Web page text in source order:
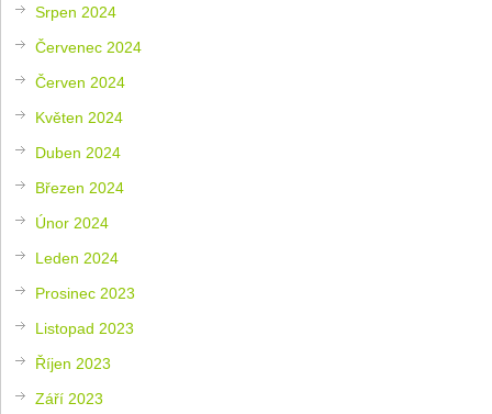
Srpen 2024
Červenec 2024
Červen 2024
Květen 2024
Duben 2024
Březen 2024
Únor 2024
Leden 2024
Prosinec 2023
Listopad 2023
Říjen 2023
Září 2023